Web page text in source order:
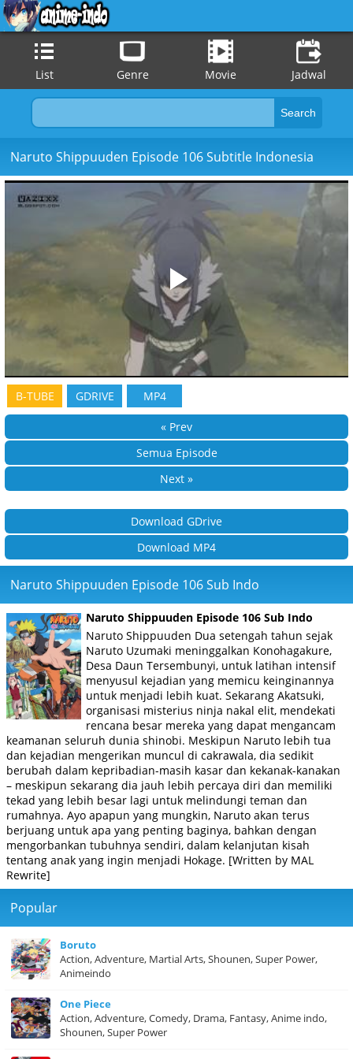
List Genre Movie Jadwal
Naruto Shippuuden Episode 106 Subtitle Indonesia
B-TUBE GDRIVE MP4
« Prev
Semua Episode
Next »
Download GDrive
Download MP4
Naruto Shippuuden Episode 106 Sub Indo
Naruto Shippuuden Episode 106 Sub Indo
Naruto Shippuuden Dua setengah tahun sejak
Naruto Uzumaki meninggalkan Konohagakure,
Desa Daun Tersembunyi, untuk latihan intensif
menyusul kejadian yang memicu keinginannya
untuk menjadi lebih kuat. Sekarang Akatsuki,
organisasi misterius ninja nakal elit, mendekati
rencana besar mereka yang dapat mengancam
keamanan seluruh dunia shinobi. Meskipun Naruto lebih tua
dan kejadian mengerikan muncul di cakrawala, dia sedikit
berubah dalam kepribadian-masih kasar dan kekanak-kanakan
– meskipun sekarang dia jauh lebih percaya diri dan memiliki
tekad yang lebih besar lagi untuk melindungi teman dan
rumahnya. Ayo apapun yang mungkin, Naruto akan terus
berjuang untuk apa yang penting baginya, bahkan dengan
mengorbankan tubuhnya sendiri, dalam kelanjutan kisah
tentang anak yang ingin menjadi Hokage. [Written by MAL
Rewrite]
Popular
Boruto
Action, Adventure, Martial Arts, Shounen, Super Power,
Animeindo
One Piece
Action, Adventure, Comedy, Drama, Fantasy, Anime indo,
Shounen, Super Power